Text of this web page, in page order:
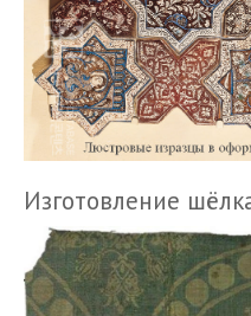
Изготовление